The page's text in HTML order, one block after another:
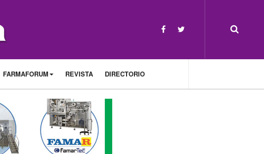
FARMAFORUM REVISTA DIRECTORIO